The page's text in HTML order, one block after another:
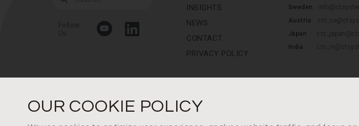
INSIGHTS
NEWS
CONTACT
PRIVACY POLICY
Sweden
Austria
Japan
India
OUR COOKIE POLICY